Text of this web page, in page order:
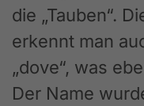
die „Tauben“.
erkennt man
„dove“, was
Der Name